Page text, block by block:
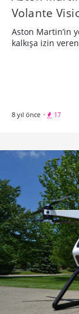
Volante
Aston Martin’in
kalkışa izin
8 yıl önce · 17